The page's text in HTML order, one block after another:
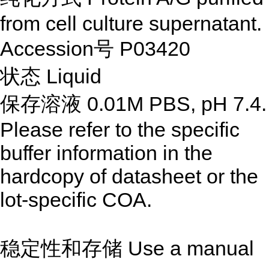
from cell culture supernatant.
Accession号 P03420
状态 Liquid
保存溶液 0.01M PBS, pH 7.4.
Please refer to the specific
buffer information in the
hardcopy of datasheet or the
lot-specific COA.
稳定性和存储 Use a manual